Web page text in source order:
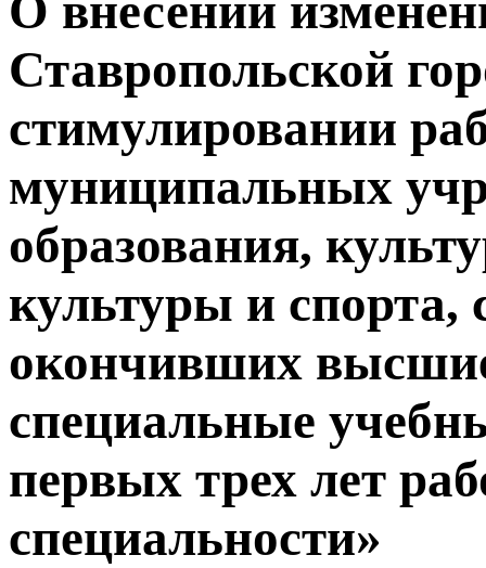
О внесении
Ставропольской
стимулировании
муниципальных
образования,
культуры и
окончивших
специальные
первых трех лет
специальности»